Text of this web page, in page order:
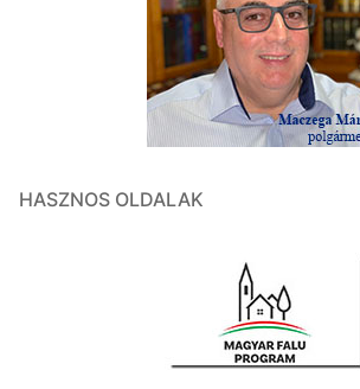
HASZNOS OLDALAK